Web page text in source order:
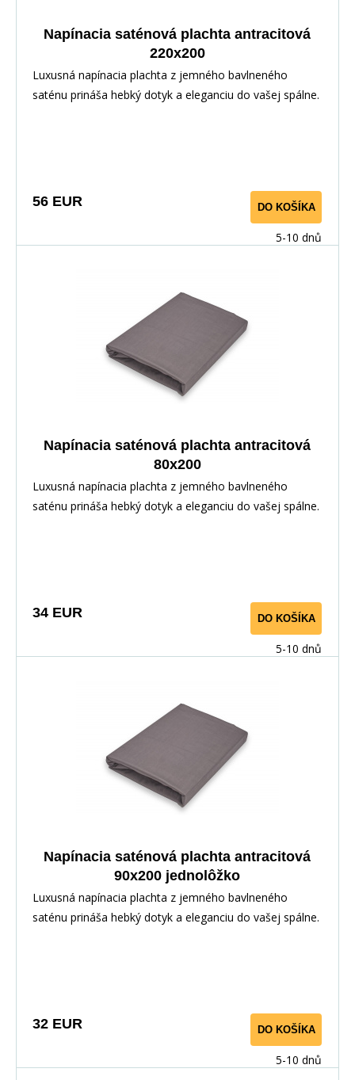
Napínacia saténová plachta antracitová
220x200
Luxusná napínacia plachta z jemného bavlneného
saténu prináša hebký dotyk a eleganciu do vašej spálne.
56 EUR DO KOŠÍKA
5-10 dnů
Napínacia saténová plachta antracitová
80x200
Luxusná napínacia plachta z jemného bavlneného
saténu prináša hebký dotyk a eleganciu do vašej spálne.
34 EUR DO KOŠÍKA
5-10 dnů
Napínacia saténová plachta antracitová
90x200 jednolôžko
Luxusná napínacia plachta z jemného bavlneného
saténu prináša hebký dotyk a eleganciu do vašej spálne.
32 EUR DO KOŠÍKA
5-10 dnů